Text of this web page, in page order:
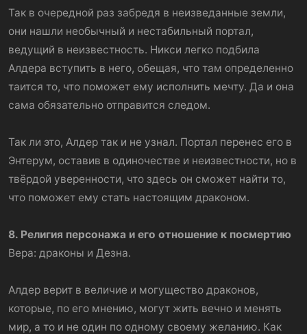
Так в очередной раз забредя в неизведанные земли,
они нашли необычный и нестабильный портал,
ведущий в неизвестность. Никси легко подбила
Алдера вступить в него, обещая, что там определенно
таится то, что поможет ему исполнить мечту. Да и она
сама обязательно отправится следом.
Так ли это, Алдер так и не узнал. Портал перенес его в
Энтерум, оставив в одиночестве и неизвестности, но в
твёрдой уверенности, что здесь он сможет найти то,
что поможет ему стать настоящим драконом.
8. Религия персонажа и его отношение к посмертию
Вера: драконы и Дезна.
Алдер верит в величие и могущество драконов,
которые, по его мнению, могут жить вечно и менять
мир, а то и не один по одному своему желанию. Как